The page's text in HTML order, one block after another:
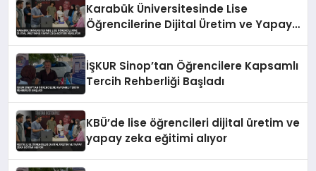
Karabük Üniversitesinde Lise
Öğrencilerine Dijital Üretim ve Yapay
İŞKUR Sinop’tan Öğrencilere Kapsamlı
Tercih Rehberliği Başladı
KBÜ’de lise öğrencileri dijital üretim ve
yapay zeka eğitimi alıyor